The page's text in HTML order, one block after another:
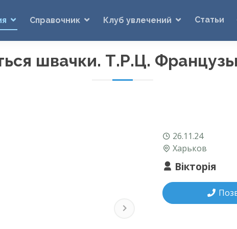
Справочник Клуб увлечений Статьи
швачки. Т.Р.Ц.
Next
26.11.24
Харьков
Вікторія